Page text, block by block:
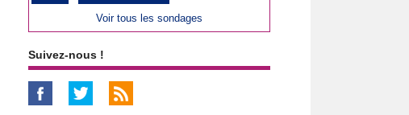
Voir tous les sondages
Suivez-nous !